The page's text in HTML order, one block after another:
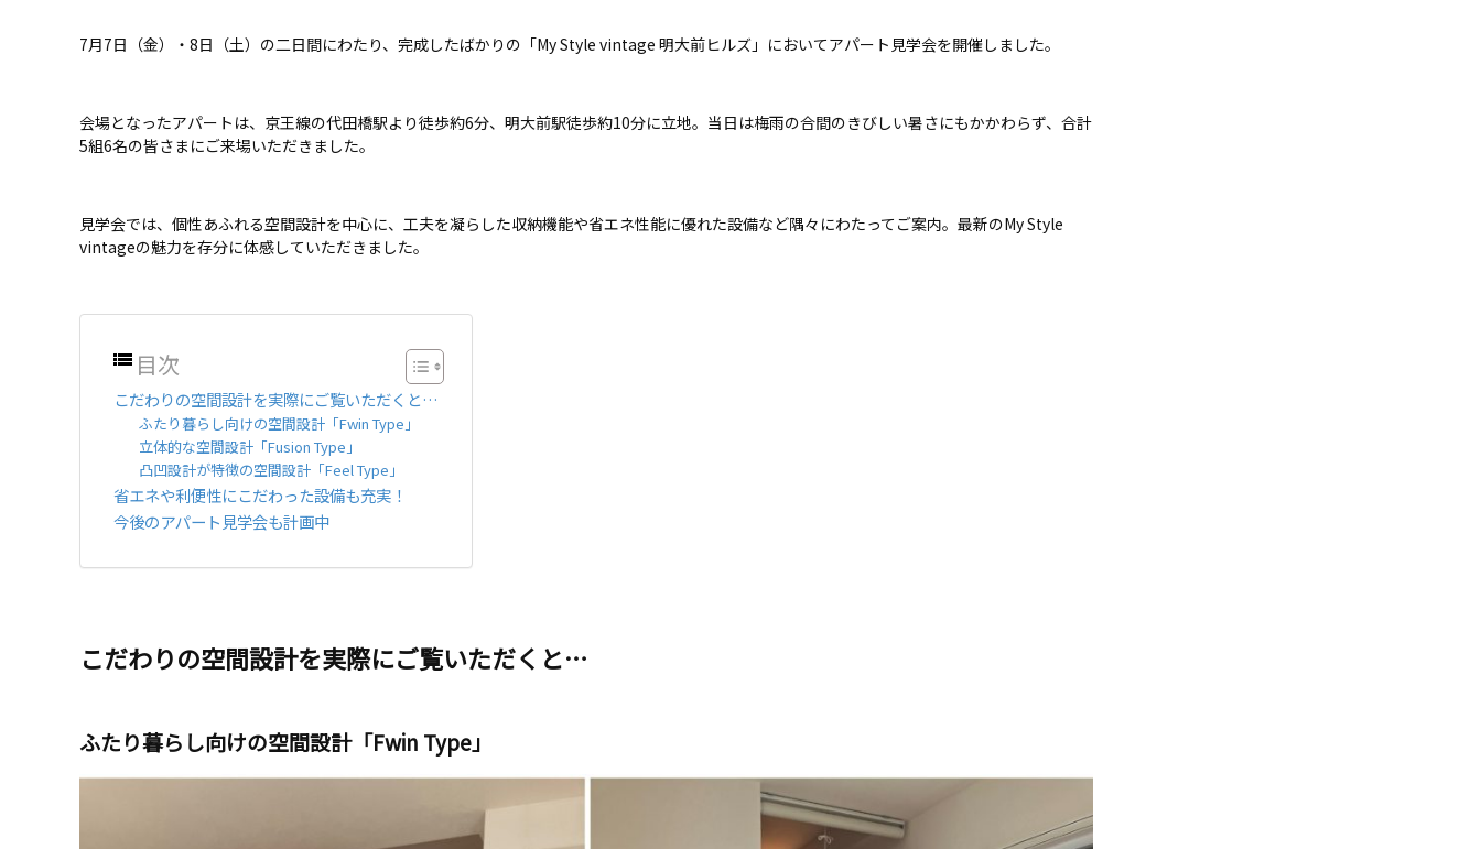
7月7日（金）・8日（土）の二日間にわたり、完成したばかりの「My Style vintage 明大前ヒルズ」においてアパート見学会を開催しました。
会場となったアパートは、京王線の代田橋駅より徒歩約6分、明大前駅徒歩約10分に立地。当日は梅雨の合間のきびしい暑さにもかかわらず、合計
5組6名の皆さまにご来場いただきました。
見学会では、個性あふれる空間設計を中心に、工夫を凝らした収納機能や省エネ性能に優れた設備など隅々にわたってご案内。最新のMy Style
vintageの魅力を存分に体感していただきました。
目次
こだわりの空間設計を実際にご覧いただくと…
ふたり暮らし向けの空間設計「Fwin Type」
立体的な空間設計「Fusion Type」
凸凹設計が特徴の空間設計「Feel Type」
省エネや利便性にこだわった設備も充実！
今後のアパート見学会も計画中
こだわりの空間設計を実際にご覧いただくと…
ふたり暮らし向けの空間設計「Fwin Type」